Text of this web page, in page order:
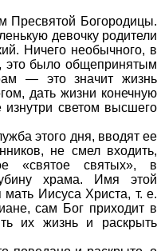
Пресвятой Богородицы.
девочку родители
Ничего необычного, в
это было общепринятым
— это значит жизнь
дать жизни конечную
изнутри светом высшего
этого дня, вводят ее
не смел входить,
«святое святых», в
храма. Имя этой
Иисуса Христа, т. е.
сам Бог приходит в
их жизнь и раскрыть